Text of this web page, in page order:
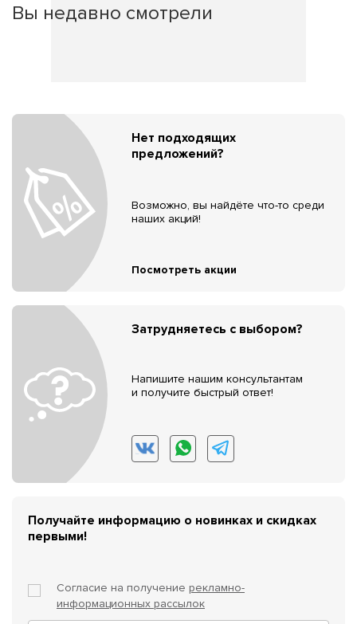
Вы недавно смотрели
Нет подходящих
предложений?
Возможно, вы найдёте что-то среди
наших акций!
Посмотреть акции
Затрудняетесь с выбором?
Напишите нашим консультантам
и получите быстрый ответ!
Получайте информацию о новинках и скидках
первыми!
Согласие на получение рекламно-
информационных рассылок